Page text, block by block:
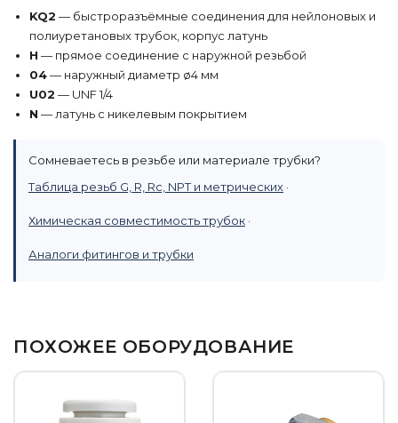
KQ2 — быстроразъёмные соединения для нейлоновых и
полиуретановых трубок, корпус латунь
H — прямое соединение с наружной резьбой
04— наружный диаметр ø4 мм
U02 — UNF 1/4
N — латунь с никелевым покрытием
Сомневаетесь в резьбе или материале трубки?
Таблица резьб G, R, Rc, NPT и метрических ·
Химическая совместимость трубок ·
Аналоги фитингов и трубки
ПОХОЖЕЕ ОБОРУДОВАНИЕ